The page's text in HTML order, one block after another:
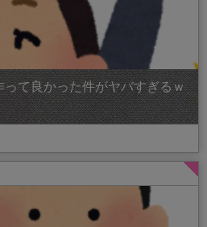
て良かった件がヤバすぎるｗ